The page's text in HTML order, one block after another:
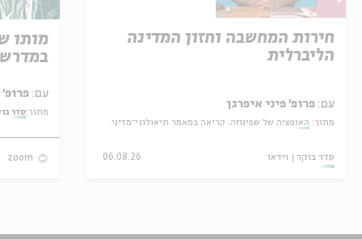
חירות המחשבה וחזון המדינה
הליברלית
עם: פרופ' פיני איפרגן
מתוך: האופציה של שפינוזה: קריאה במאמר תיאולוגי־מדיני
סדר בוקר וידאו 06.08.26
מותו
עם: פרופ' אביגדור שנאן
מתוך:סדר
zoom